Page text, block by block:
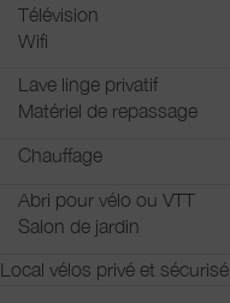
Télévision
Wifi
Lave linge privatif
Matériel de repassage
Chauffage
Abri pour vélo ou VTT
Salon de jardin
Local vélos privé et sécurisé